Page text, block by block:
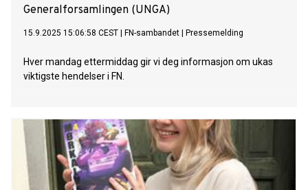
Generalforsamlingen (UNGA)
15.9.2025 15:06:58 CEST FN-sambandet Pressemelding
Hver mandag ettermiddag gir vi deg informasjon om ukas
viktigste hendelser i FN.